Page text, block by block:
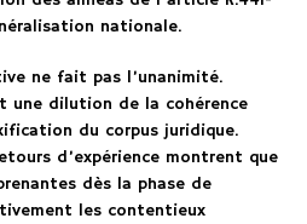
nationale.
ne fait pas l’unanimité.
une dilution de la cohérence
du corpus juridique.
d’expérience montrent que
dès la phase de
les contentieux